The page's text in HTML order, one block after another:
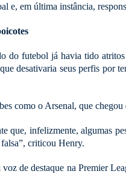
e, em última instância,
do futebol já havia tido
desativaria seus perfis por
como o Arsenal, que chegou
que, infelizmente, algumas
criticou Henry.
de destaque na Premier